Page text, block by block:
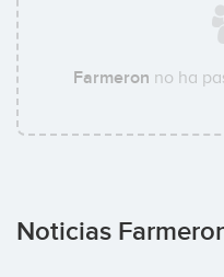
Farmeron no ha
Noticias